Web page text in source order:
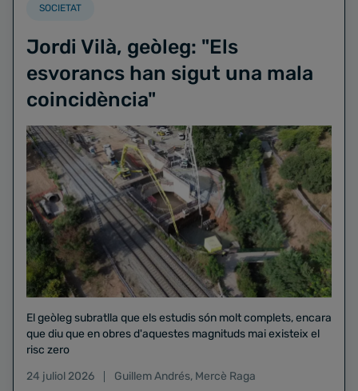
SOCIETAT
Jordi Vilà, geòleg: "Els
esvorancs han sigut una mala
coincidència"
El geòleg subratlla que els estudis són molt complets, encara
que diu que en obres d'aquestes magnituds mai existeix el
risc zero
24 juliol 2026
Guillem Andrés, Mercè Raga